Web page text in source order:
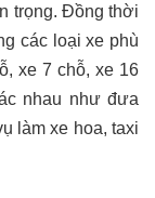
trọng. Đồng thời
các loại xe phù
xe 7 chỗ, xe 16
nhau như đưa
làm xe hoa, taxi